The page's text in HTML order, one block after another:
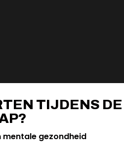
TIJDENS DE
gezondheid